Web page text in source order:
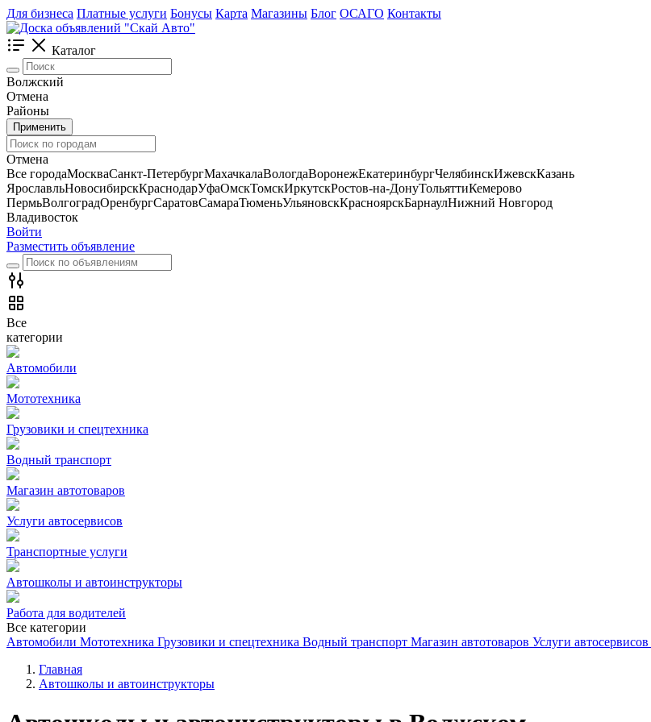
Для бизнеса Платные услуги Бонусы Карта Магазины Блог ОСАГО Контакты
Каталог
Волжский
Отмена
Районы
Применить
Отмена
Все городаМоскваСанкт-ПетербургМахачкалаВологдаВоронежЕкатеринбургЧелябинскИжевскКазань
ЯрославльНовосибирскКраснодарУфаОмскТомскИркутскРостов-на-ДонуТольяттиКемерово
ПермьВолгоградОренбургСаратовСамараТюменьУльяновскКрасноярскБарнаулНижний Новгород
Владивосток
Войти
Разместить объявление
Все
категории
Автомобили
Мототехника
Грузовики и спецтехника
Водный транспорт
Магазин автотоваров
Услуги автосервисов
Транспортные услуги
Автошколы и автоинструкторы
Работа для водителей
Все категории
Автомобили Мототехника Грузовики и спецтехника Водный транспорт Магазин автотоваров Услуги автосервисов
Главная
Автошколы и автоинструкторы